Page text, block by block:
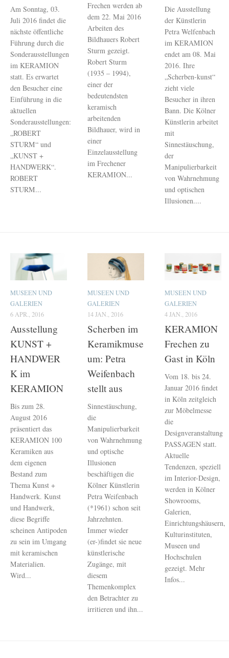
Am Sonntag, 03.
Juli 2016 findet die
nächste öffentliche
Führung durch die
Sonderausstellungen
im KERAMION
statt. Es erwartet
den Besucher eine
Einführung in die
aktuellen
Sonderausstellungen:
„ROBERT
STURM“ und
„KUNST +
HANDWERK“.
ROBERT
STURM...
Frechen werden ab
dem 22. Mai 2016
Arbeiten des
Bildhauers Robert
Sturm gezeigt.
Robert Sturm
(1935 – 1994),
einer der
bedeutendsten
keramisch
arbeitenden
Bildhauer, wird in
einer
Einzelausstellung
im Frechener
KERAMION...
Die Ausstellung
der Künstlerin
Petra Welfenbach
im KERAMION
endet am 08. Mai
2016. Ihre
„Scherben-kunst“
zieht viele
Besucher in ihren
Bann. Die Kölner
Künstlerin arbeitet
mit
Sinnestäuschung,
der
Manipulierbarkeit
von Wahrnehmung
und optischen
Illusionen....
MUSEEN UND
GALERIEN
6 APR., 2016
Ausstellung
KUNST +
HANDWER
K im
KERAMION
Bis zum 28.
August 2016
präsentiert das
KERAMION 100
Keramiken aus
dem eigenen
Bestand zum
Thema Kunst +
Handwerk. Kunst
und Handwerk,
diese Begriffe
scheinen Antipoden
zu sein im Umgang
mit keramischen
Materialien.
Wird...
MUSEEN UND
GALERIEN
14 JAN., 2016
Scherben im
Keramikmuse
um: Petra
Weifenbach
stellt aus
Sinnestäuschung,
die
Manipulierbarkeit
von Wahrnehmung
und optische
Illusionen
beschäftigen die
Kölner Künstlerin
Petra Weifenbach
(*1961) schon seit
Jahrzehnten.
Immer wieder
(er-)findet sie neue
künstlerische
Zugänge, mit
diesem
Themenkomplex
den Betrachter zu
irritieren und ihn...
MUSEEN UND
GALERIEN
4 JAN., 2016
KERAMION
Frechen zu
Gast in Köln
Vom 18. bis 24.
Januar 2016 findet
in Köln zeitgleich
zur Möbelmesse
die
Designveranstaltung
PASSAGEN statt.
Aktuelle
Tendenzen, speziell
im Interior-Design,
werden in Kölner
Showrooms,
Galerien,
Einrichtungshäusern,
Kulturinstituten,
Museen und
Hochschulen
gezeigt. Mehr
Infos...